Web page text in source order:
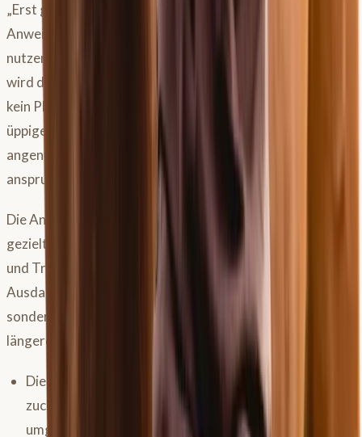
„Erst grasen, dann bewegen" bedeutet allerdings nicht, die
Anweidezeit für die nächste intensive Dressurstunde zu
nutzen. Ein Pferd, das gerade einen vollen Magen hat,
wird die Hinterhand nicht tief unterfußen – da ist schlicht
kein Platz. Das Sitzen auf dem Pferd kurz nach einem
üppigen Weidegang fühlt sich für beide Seiten wenig
angenehm an, das Pferd wird kaum Freude an
anspruchsvollen Übungen zeigen.
Die Anweidezeit ist eine hervorragende Gelegenheit für
gezielte
und Trabphasen, die klassische „Dauermethode" aus dem
Ausdauersport: kein Intervalltraining, kein Kraftaufbau,
sondern entspannte, niedrigschwellige Arbeit über
längere Strecken. Das hat gleich mehrere Vorteile:
Die überschüssige Energie aus dem protein- und
zuckerreichen Frühjahrsgras wird direkt in Leistung
umgewandelt statt in Fettdepots eingelagert.